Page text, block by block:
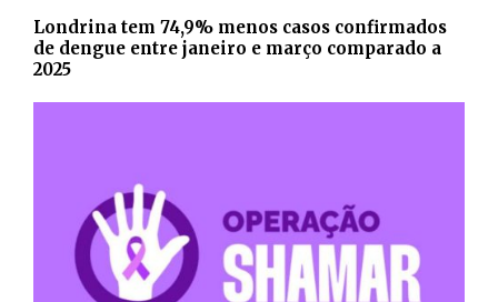
Londrina tem 74,9% menos casos confirmados
de dengue entre janeiro e março comparado a
2025